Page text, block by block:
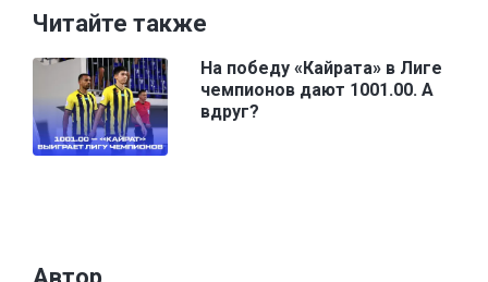
Читайте также
На победу «Кайрата» в Лиге
чемпионов дают 1001.00. А
вдруг?